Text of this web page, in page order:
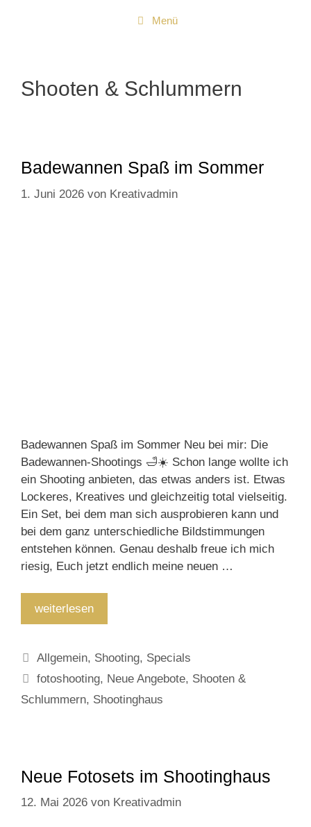
Menü
Shooten & Schlummern
Badewannen Spaß im Sommer
1. Juni 2026 von Kreativadmin
Badewannen Spaß im Sommer Neu bei mir: Die
Badewannen-Shootings 🛁☀️ Schon lange wollte ich
ein Shooting anbieten, das etwas anders ist. Etwas
Lockeres, Kreatives und gleichzeitig total vielseitig.
Ein Set, bei dem man sich ausprobieren kann und
bei dem ganz unterschiedliche Bildstimmungen
entstehen können. Genau deshalb freue ich mich
riesig, Euch jetzt endlich meine neuen …
weiterlesenBadewannen
Spaß
Sommer
Kategorien
Allgemein, Shooting, Specials
Schlagwörter
fotoshooting, Neue Angebote, Shooten &
Schlummern, Shootinghaus
Neue Fotosets im Shootinghaus
12. Mai 2026 von Kreativadmin